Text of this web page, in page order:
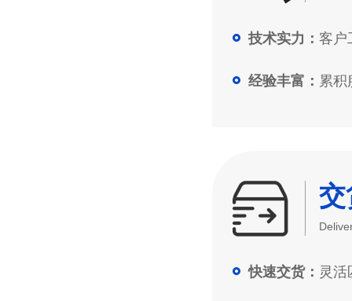
技术实力： 客户
经验丰富： 累积
快速交货： 灵活